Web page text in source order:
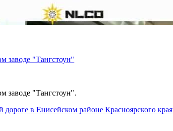
заводе "Тангстоун"
заводе "Тангстоун".
в Енисейском районе Красноярского края